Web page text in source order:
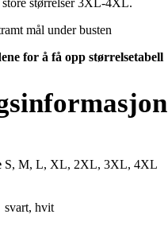
store størrelser 3XL-4XL.
mål under busten
for å få opp størrelsetabell
S, M, L, XL, 2XL, 3XL, 4XL
svart, hvit